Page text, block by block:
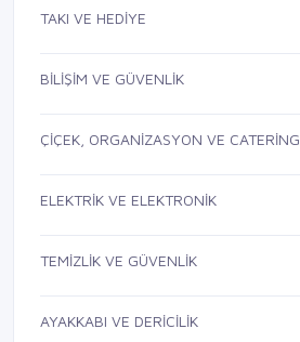
TAKI VE HEDİYE
BİLİŞİM VE GÜVENLİK
ÇİÇEK, ORGANİZASYON VE CATERİNG
ELEKTRİK VE ELEKTRONİK
TEMİZLİK VE GÜVENLİK
AYAKKABI VE DERİCİLİK